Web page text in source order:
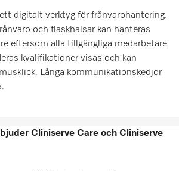
digitalt verktyg för frånvarohantering.
och flaskhalsar kan hanteras
eftersom alla tillgängliga medarbetare
kvalifikationer visas och kan
Långa kommunikationskedjor
Cliniserve Care och Cliniserve